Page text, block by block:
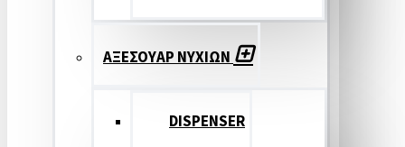
ΑΞΕΣΟΥΑΡ ΝΥΧΙΩΝ
DISPENSER